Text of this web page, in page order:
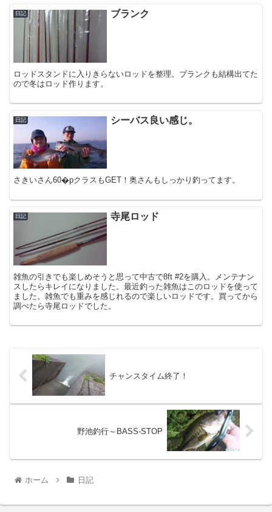
日記 ブランク
ロッドスタンドに入りきらないロッドを整理。ブランクも結構出てた
ので冬はロッド作ります。
日記 シーバス良い感じ。
さきいさん60�pクラスもGET！奥さんもしっかり釣ってます。
日記 寺尾ロッド
雑魚の引きでも楽しめそうと思って中古で8ft #2を購入。メンテナン
スしたらキレイになりました。最近釣った雑魚はこのロッドを使って
ました。雑魚でも重みを感じれるので楽しいロッドです。買ってから
調べたら寺尾ロッドでした。
チャンスタイム終了！
野池釣行～BASS-STOP
ホーム 日記